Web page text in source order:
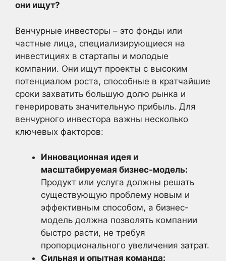
они ищут?
Венчурные инвесторы – это фонды или
частные лица, специализирующиеся на
инвестициях в стартапы и молодые
компании. Они ищут проекты с высоким
потенциалом роста, способные в кратчайшие
сроки захватить большую долю рынка и
генерировать значительную прибыль. Для
венчурного инвестора важны несколько
ключевых факторов:
Инновационная идея и
масштабируемая бизнес-модель:
Продукт или услуга должны решать
существующую проблему новым и
эффективным способом, а бизнес-
модель должна позволять компании
быстро расти, не требуя
пропорционального увеличения затрат.
Сильная и опытная команда: